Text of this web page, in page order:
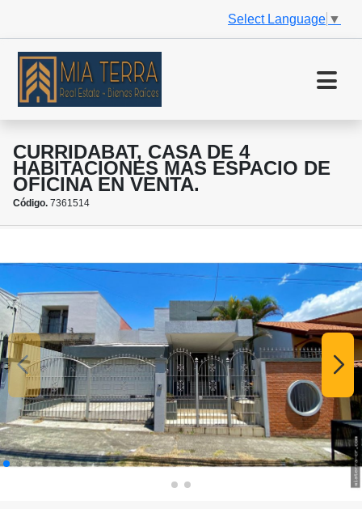
Select Language ▼
CURRIDABAT, CASA DE 4
HABITACIONES MAS ESPACIO DE
OFICINA EN VENTA.
Código. 7361514